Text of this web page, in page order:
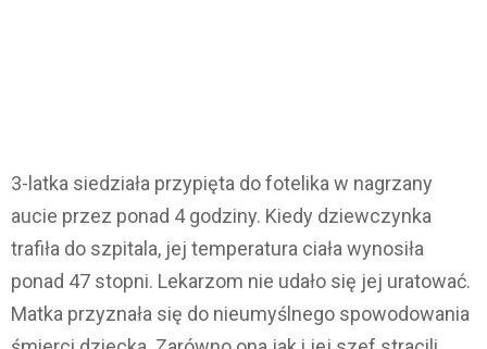
3-latka siedziała przypięta do fotelika w nagrzany
aucie przez ponad 4 godziny. Kiedy dziewczynka
trafiła do szpitala, jej temperatura ciała wynosiła
ponad 47 stopni. Lekarzom nie udało się jej uratować.
Matka przyznała się do nieumyślnego spowodowania